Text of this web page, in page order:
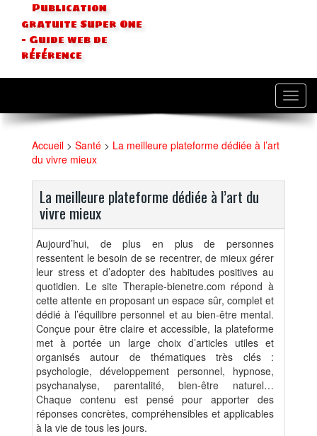
Publication
gratuite Super One
- Guide web de
référence
Accueil > Santé > La meilleure plateforme dédiée à l’art
du vivre mieux
La meilleure plateforme dédiée à l’art du
vivre mieux
Aujourd’hui, de plus en plus de personnes
ressentent le besoin de se recentrer, de mieux gérer
leur stress et d’adopter des habitudes positives au
quotidien. Le site Therapie-bienetre.com répond à
cette attente en proposant un espace sûr, complet et
dédié à l’équilibre personnel et au bien-être mental.
Conçue pour être claire et accessible, la plateforme
met à portée un large choix d’articles utiles et
organisés autour de thématiques très clés :
psychologie, développement personnel, hypnose,
psychanalyse, parentalité, bien-être naturel…
Chaque contenu est pensé pour apporter des
réponses concrètes, compréhensibles et applicables
à la vie de tous les jours.